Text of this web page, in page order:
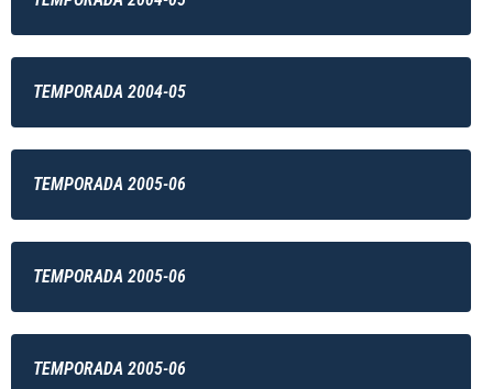
TEMPORADA 2004-05
TEMPORADA 2005-06
TEMPORADA 2005-06
TEMPORADA 2005-06